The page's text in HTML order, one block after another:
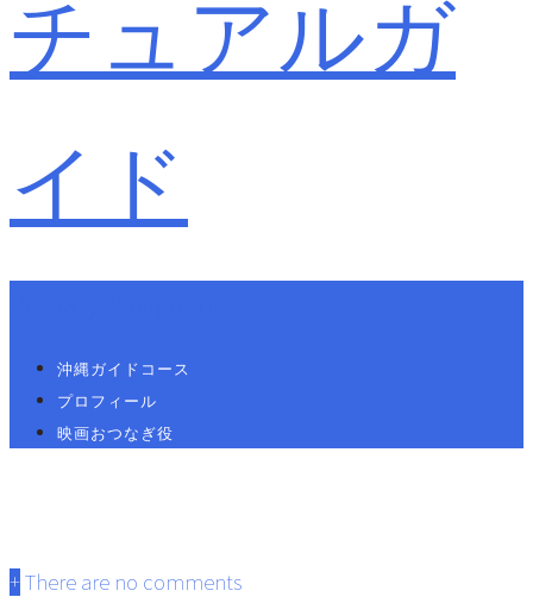
沖縄ガイドコース
プロフィール
映画おつなぎ役
+There are no comments